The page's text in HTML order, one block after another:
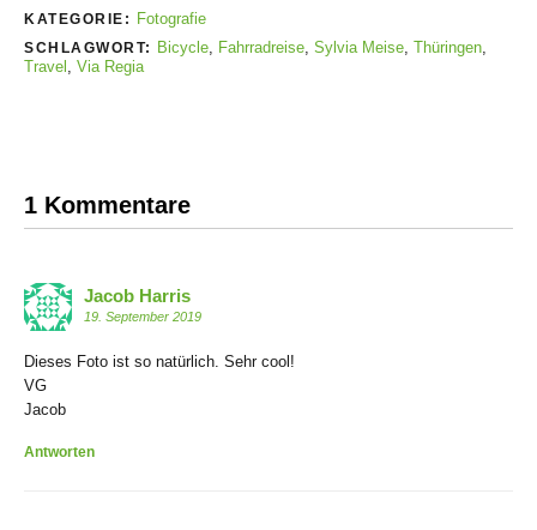
KATEGORIE: Fotografie
SCHLAGWORT: Bicycle Fahrradreise Sylvia Meise Thüringen
Travel
Via Regia
1 Kommentare
Jacob Harris
19. September 2019
Dieses Foto ist so natürlich. Sehr cool!
VG
Jacob
Antworten